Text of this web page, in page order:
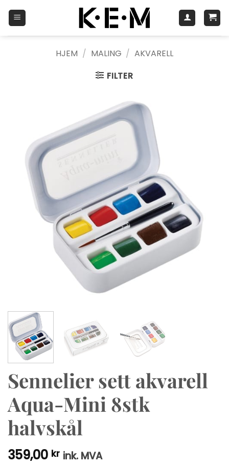
HJEM / MALING / AKVARELL
FILTER
Sennelier sett akvarell
Aqua-Mini 8stk
halvskål
359,00 kr ink. MVA